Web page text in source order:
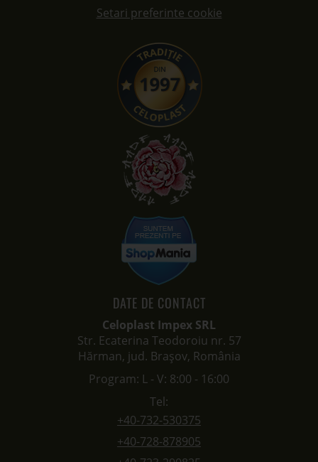
Setari preferinte cookie
DATE DE CONTACT
Celoplast Impex SRL
Str. Ecaterina Teodoroiu nr. 57
Hărman, jud. Brașov, România
Program: L - V: 8:00 - 16:00
Tel:
+40-732-530375
+40-728-878905